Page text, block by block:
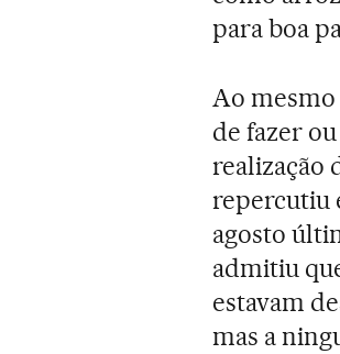
para boa
Ao mesmo
de fazer
realização
repercutiu
agosto
admitiu
estavam
mas a